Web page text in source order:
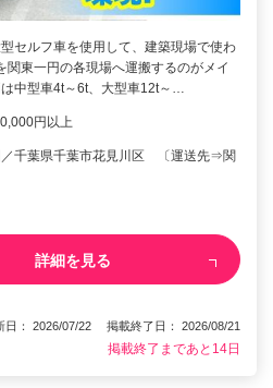
セルフ車を使用して、建築現場で使わ
関東一円の各現場へ運搬するのがメイ
中型車4t～6t、大型車12t～…
円以上
／千葉県千葉市花見川区 〔運送先⇒関
詳細を見る
日： 2026/07/22 掲載終了日： 2026/08/21
掲載終了まであと14日